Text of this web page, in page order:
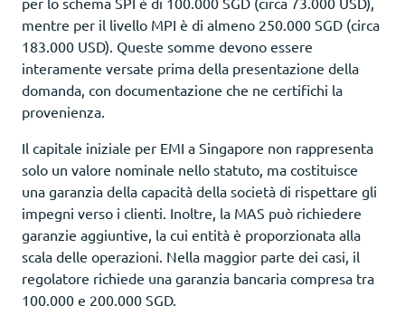
mentre per il livello MPI è di almeno 250.000 SGD (circa
183.000 USD). Queste somme devono essere
interamente versate prima della presentazione della
domanda, con documentazione che ne certifichi la
provenienza.
Il capitale iniziale per EMI a Singapore non rappresenta
solo un valore nominale nello statuto, ma costituisce
una garanzia della capacità della società di rispettare gli
impegni verso i clienti. Inoltre, la MAS può richiedere
garanzie aggiuntive, la cui entità è proporzionata alla
scala delle operazioni. Nella maggior parte dei casi, il
regolatore richiede una garanzia bancaria compresa tra
100.000 e 200.000 SGD.